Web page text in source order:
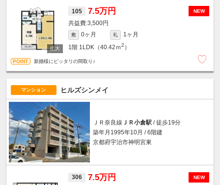
NEW
105 7.5万円
3,500円
敷 0ヶ月 礼
1ヶ月
1階 1LDK（40.42ｍ2 ）
新婚様にピッタリの間取り♪
マンション ヒルズシンメイ
ＪＲ奈良線 ＪＲ小倉駅/ 徒歩19分
築年月1995年10月 / 6階建
京都府宇治市神明宮東
NEW
306 7.5万円